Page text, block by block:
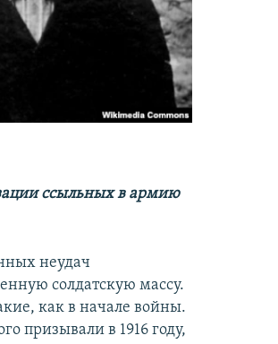
ссыльных в армию
неудач
солдатскую массу.
как в начале войны.
призывали в 1916 году,